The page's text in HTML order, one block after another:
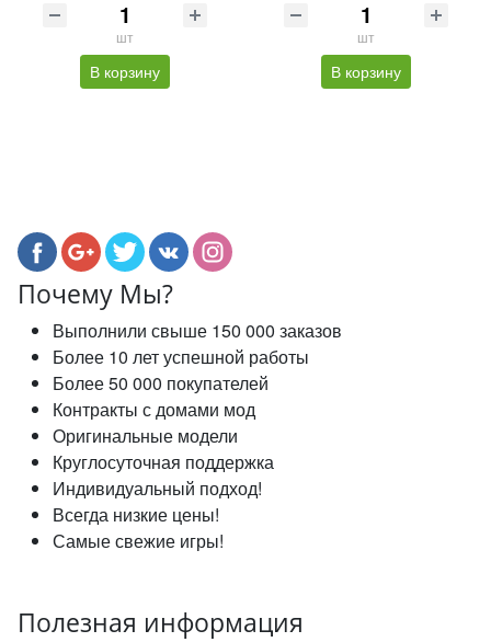
шт
В корзину
шт
В корзину
Почему Мы?
Выполнили свыше 150 000 заказов
Более 10 лет успешной работы
Более 50 000 покупателей
Контракты с домами мод
Оригинальные модели
Круглосуточная поддержка
Индивидуальный подход!
Всегда низкие цены!
Самые свежие игры!
Полезная информация